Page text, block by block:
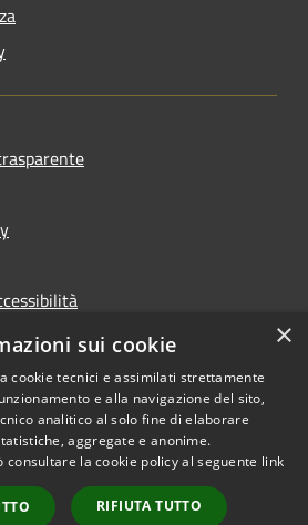
del sito
Copyright © 2026 • Comune di
Scandiano • Powered by
Municipium•
Admin
×
sui cookie
cookie tecnici e assimilati strettamente
e alla navigazione del sito,
analitico al solo fine di elaborare
aggregate e anonime.
consultare la cookie policy al seguente link
RIFIUTA TUTTO